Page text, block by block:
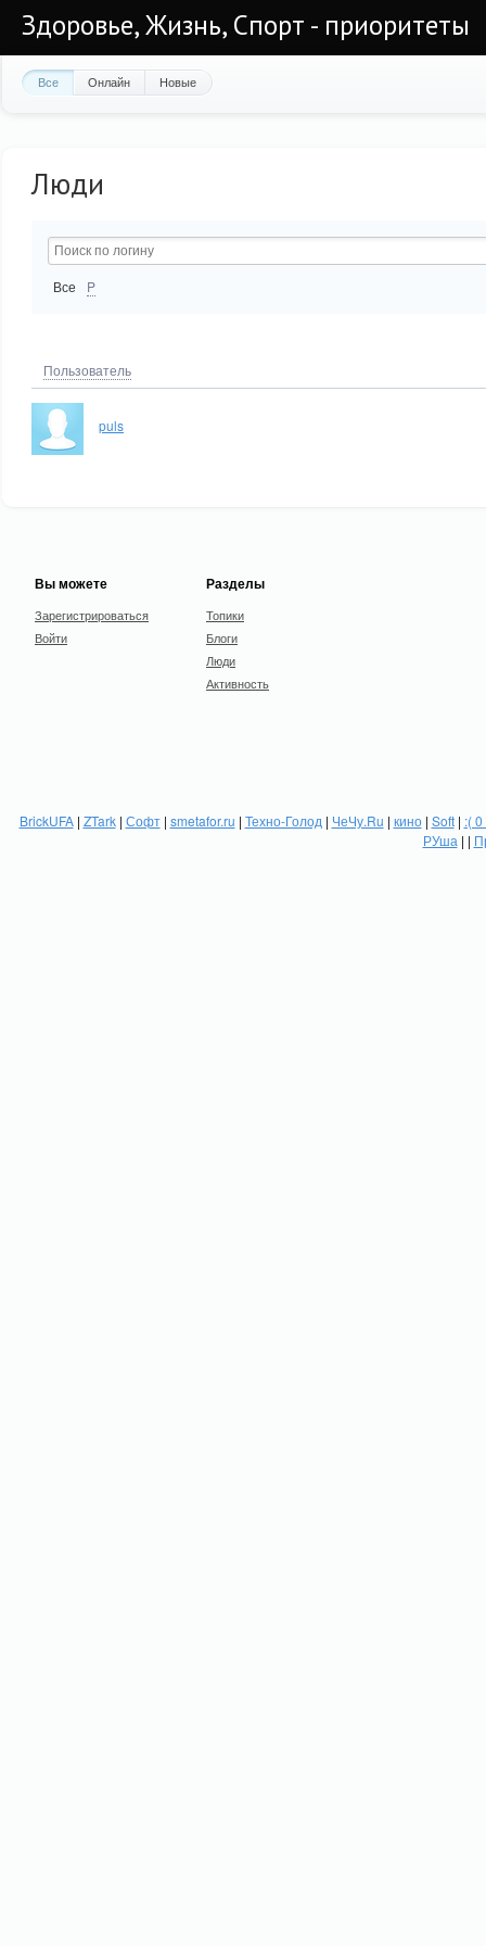
Здоровье, Жизнь, Спорт - приоритеты
Все Онлайн Новые
Люди
Все P
Пользователь
puls
Вы можете
Зарегистрироваться
Войти
Разделы
Топики
Блоги
Люди
Активность
BrickUFA| ZTark| Софт| smetafor.ru | Техно-Голод | ЧеЧу.Ru | кино| Soft| :(
РУша | |